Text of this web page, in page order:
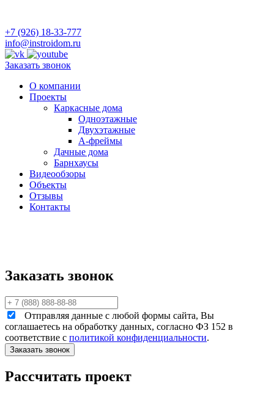
+7 (926) 18-33-777
info@instroidom.ru
Заказать звонок
О компании
Проекты
Каркасные дома
Одноэтажные
Двухэтажные
А-фреймы
Дачные дома
Барнхаусы
Видеообзоры
Объекты
Отзывы
Контакты
Заказать звонок
Отправляя данные с любой формы сайта, Вы
соглашаетесь на обработку данных, согласно ФЗ 152 в
соответствие с политикой конфиденциальности.
Рассчитать проект